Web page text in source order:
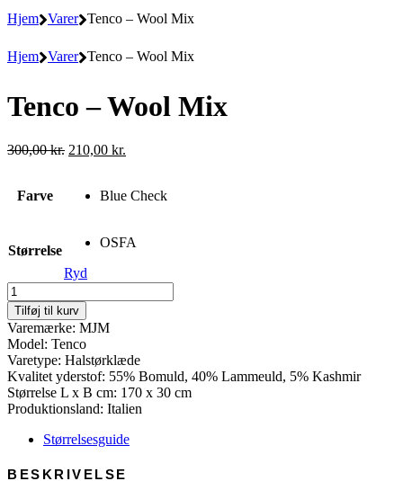
Hjem Varer Tenco – Wool Mix
Hjem Varer Tenco – Wool Mix
Tenco – Wool Mix
300,00kr. Den
var:
210,00 kr.
er:
Farve Blue Check
Størrelse
OSFA
Ryd
Tenco
-
Wool
Mix
antal
Tilføj til kurv
Varemærke: MJM
Model: Tenco
Varetype: Halstørklæde
Kvalitet yderstof: 55% Bomuld, 40% Lammeuld, 5% Kashmir
Størrelse L x B cm: 170 x 30 cm
Produktionsland: Italien
Størrelsesguide
BESKRIVELSE